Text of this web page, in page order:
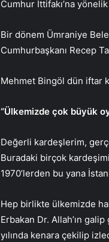
Cumhur İttifakı’na
Bir dönem Ümraniye
Cumhurbaşkanı Recep
Mehmet Bingöl dün iftar
“Ülkemizde çok büyük
Değerli kardeşlerim,
Buradaki birçok
1970’lerden bu yana
Hep birlikte ülkemizde
Erbakan Dr. Allah’ın
yılında kenara çekilip